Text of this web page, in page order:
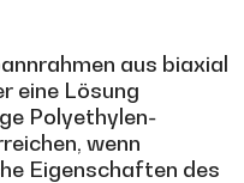
aus biaxial
eine Lösung
Polyethylen-
wenn
Eigenschaften des